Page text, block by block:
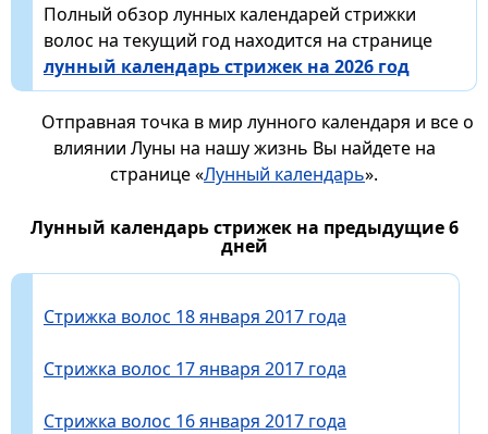
Полный обзор лунных календарей стрижки
волос на текущий год находится на странице
лунный календарь стрижек на 2026 год
Отправная точка в мир лунного календаря и все о
влиянии Луны на нашу жизнь Вы найдете на
странице «Лунный календарь».
Лунный календарь стрижек на предыдущие 6
дней
Стрижка волос 18 января 2017 года
Стрижка волос 17 января 2017 года
Стрижка волос 16 января 2017 года